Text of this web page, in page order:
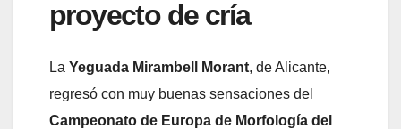
proyecto de cría
La Yeguada Mirambell Morant, de Alicante,
regresó con muy buenas sensaciones del
Campeonato de Europa de Morfología del